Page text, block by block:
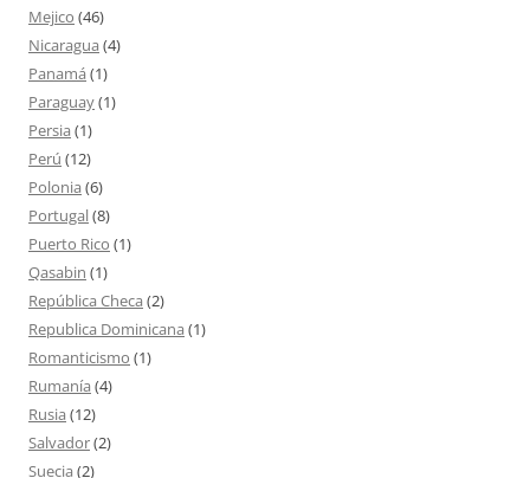
Mejico (46)
Nicaragua (4)
Panamá (1)
Paraguay(1)
Persia (1)
Perú (12)
Polonia (6)
Portugal(8)
Puerto Rico (1)
Qasabin (1)
República Checa (2)
Republica Dominicana (1)
Romanticismo (1)
Rumanía (4)
Rusia (12)
Salvador(2)
Suecia (2)